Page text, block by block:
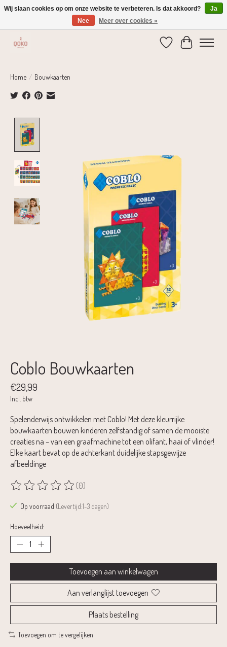
Verzending 1-2 dagen | Gratis verzending vanaf € 75,-
Verlanglijst
Home / Bouwkaarten
Coblo Bouwkaarten
€29,99
Incl. btw
Spelenderwijs ontwikkelen met Coblo! Met deze kleurrijke
bouwkaarten bouwen kinderen zelfstandig of samen de mooiste
creaties na – van een graafmachine tot een olifant, haai of vlinder!
Elke kaart bevat op de achterkant duidelijke stapsgewijze
afbeeldinge
De beoordeling van dit product is
(0)
Op voorraad (Levertijd:1-3 dagen)
Hoeveelheid:
Toevoegen aan winkelwagen
Aan verlanglijst toevoegen
Plaats bestelling
Toevoegen om te vergelijken
Wij slaan cookies op om onze website te verbeteren. Is dat akkoord?
Ja
Nee
Meer over cookies »